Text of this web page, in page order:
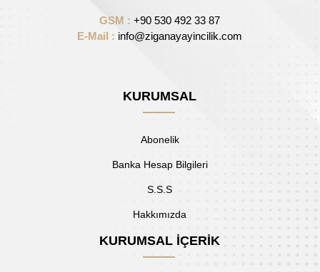
GSM : +90 530 492 33 87
E-Mail : info@ziganayayincilik.com
KURUMSAL
Abonelik
Banka Hesap Bilgileri
S.S.S
Hakkımızda
KURUMSAL İÇERİK